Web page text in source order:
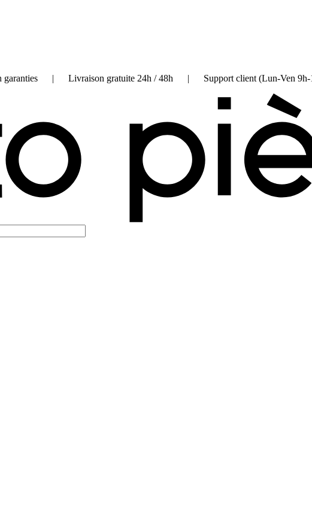
garanties | Livraison gratuite 24h / 48h | Support client (Lun-Ven 9h-